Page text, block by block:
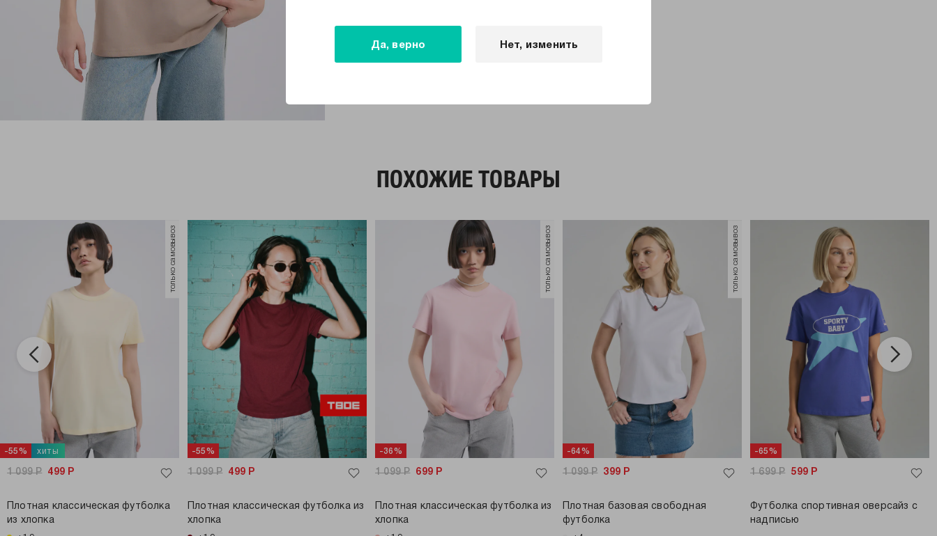
Да, верно Нет, изменить
ПОХОЖИЕ ТОВАРЫ
-55% хиты
только самовывоз
1 099Р 499 Р
Плотная классическая футболка
из хлопка
-55%
1 099Р 499 Р
Плотная классическая футболка из
хлопка
-36%
только самовывоз
1 099Р 699 Р
Плотная классическая футболка из
хлопка
-64%
только самовывоз
1 099Р 399 Р
Плотная базовая свободная
футболка
-65%
1 699Р 599 Р
Футболка спортивная оверсайз с
надписью